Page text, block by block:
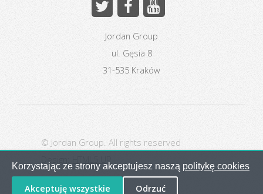
Korzystając ze strony akceptujesz naszą politykę cookies
Akceptuję wszystkie Odrzuć
Jordan Group
ul. Gęsia 8
31-535 Kraków
© Jordan Group. All rights reserved
Design:
HTML5 UP